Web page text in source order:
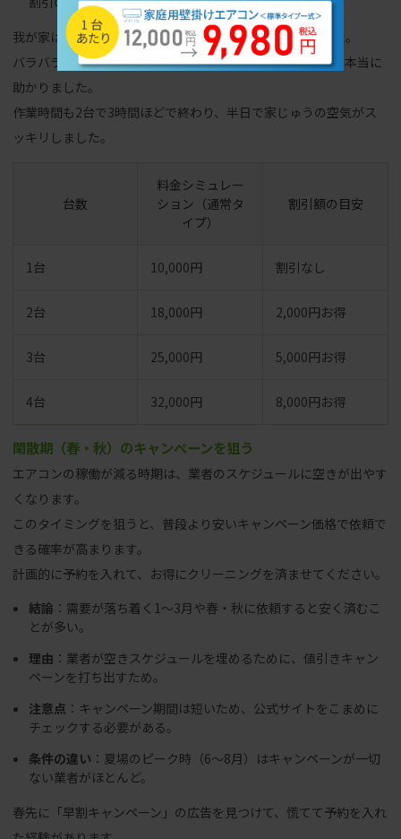
我が家はリビングと子供部屋の2台をまとめて依頼しました。
バラバラに頼むよりも、トータルで3,000円ほど安くなって本当に
助かりました。
作業時間も2台で3時間ほどで終わり、半日で家じゅうの空気がス
ッキリしました。
台数
料金シミュレー
ション（通常タ
イプ）
割引額の目安
1台 10,000円 割引なし
2台 18,000円 2,000円お得
3台 25,000円 5,000円お得
4台 32,000円 8,000円お得
閑散期（春・秋）のキャンペーンを狙う
エアコンの稼働が減る時期は、業者のスケジュールに空きが出やす
くなります。
このタイミングを狙うと、普段より安いキャンペーン価格で依頼で
きる確率が高まります。
計画的に予約を入れて、お得にクリーニングを済ませてください。
結論 ：需要が落ち着く1〜3月や春・秋に依頼すると安く済むこ
とが多い。
理由 ：業者が空きスケジュールを埋めるために、値引きキャン
ペーンを打ち出すため。
注意点 ：キャンペーン期間は短いため、公式サイトをこまめに
チェックする必要がある。
条件の違い ：夏場のピーク時（6〜8月）はキャンペーンが一切
ない業者がほとんど。
春先に「早割キャンペーン」の広告を見つけて、慌てて予約を入れ